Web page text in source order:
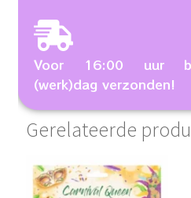
Voor 16:00 uur
(werk)dag verzonden!
Gerelateerde